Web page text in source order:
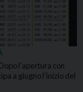
l’apertura con
a giugno l’inizio del